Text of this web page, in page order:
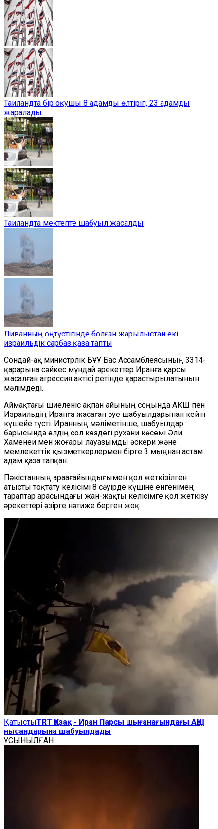
Таиландта бір оқушы 8 адамды өлтіріп, 23 адамды
жаралады
Таиландта мектепте шабуыл жасалды
Ливанның оңтүстігінде болған жарылыстан екі
израильдік сарбаз қаза тапты
Сондай-ақ министрлік БҰҰ Бас Ассамблеясының 3314-
қарарына сәйкес мұндай әрекеттер Иранға қарсы
жасалған агрессия актісі ретінде қарастырылатынын
мәлімдеді.
Аймақтағы шиеленіс ақпан айының соңында АҚШ пен
Израильдің Иранға жасаған әуе шабуылдарынан кейін
күшейе түсті. Иранның мәліметінше, шабуылдар
барысында елдің сол кездегі рухани көсемі Әли
Хаменеи мен жоғары лауазымды әскери және
мемлекеттік қызметкерлермен бірге 3 мыңнан астам
адам қаза тапқан.
Пәкістанның араағайындығымен қол жеткізілген
атысты тоқтату келісімі 8 сәуірде күшіне енгенімен,
тараптар арасындағы жан-жақты келісімге қол жеткізу
әрекеттері әзірге нәтиже берген жоқ.
ҚатыстыTRT Қазақ - Иран Парсы шығанағындағы АҚШ
нысандарына шабуылдады
ҰСЫНЫЛҒАН